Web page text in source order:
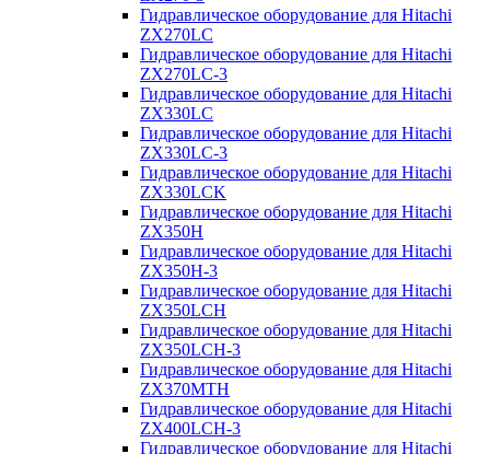
Гидравлическое оборудование для Hitachi
ZX270LC
Гидравлическое оборудование для Hitachi
ZX270LC-3
Гидравлическое оборудование для Hitachi
ZX330LC
Гидравлическое оборудование для Hitachi
ZX330LC-3
Гидравлическое оборудование для Hitachi
ZX330LCK
Гидравлическое оборудование для Hitachi
ZX350H
Гидравлическое оборудование для Hitachi
ZX350H-3
Гидравлическое оборудование для Hitachi
ZX350LCH
Гидравлическое оборудование для Hitachi
ZX350LCH-3
Гидравлическое оборудование для Hitachi
ZX370MTH
Гидравлическое оборудование для Hitachi
ZX400LCH-3
Гидравлическое оборудование для Hitachi